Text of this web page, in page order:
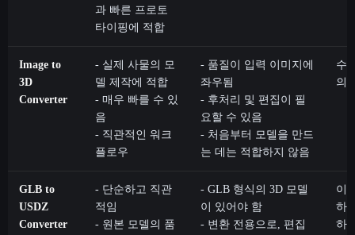
과 빠른 프로토
타이핑에 적합
Image to
3D
Converter
- 실제 사물의 모
델 제작에 적합
- 매우 빠를 수 있
음
- 직관적인 워크
플로우
- 품질이 입력 이미지에
좌우됨
- 후처리 및 편집이 필
요할 수 있음
- 처음부터 모델을 만드
는 데는 적합하지 않음
수
의
GLB to
USDZ
Converter
- 단순하고 직관
적임
- 원본 모델의 품
- GLB 형식의 3D 모델
이 있어야 함
- 변환 전용으로, 편집
이
하
하